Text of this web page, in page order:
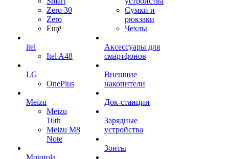
Zero 30
Zero
Ещё
itel
Itel A48
LG
OnePlus
Meizu
Meizu
16th
Meizu M8
Note
Motorola
Сумки и
рюкзаки
Чехлы
Аксессуары для
смартфонов
Внешние
накопители
Док-станции
Зарядные
устройства
Зонты